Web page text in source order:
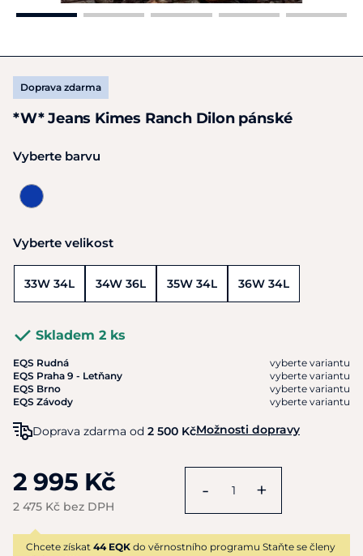
Doprava zdarma
*W* Jeans Kimes Ranch Dilon pánské
Vyberte barvu
Vyberte velikost
33W 34L 34W 36L 35W 34L 36W 34L
Skladem 2 ks
EQS Rudná
vyberte variantu
EQS Praha 9 - Letňany
vyberte variantu
EQS Brno
vyberte variantu
EQS Závody
vyberte variantu
Doprava zdarma od 2 500 KčMožnosti dopravy
2 995 Kč
2 475 Kč bez DPH
- +
Chcete získat 44 EQK do věrnostního programu Staňte se členy